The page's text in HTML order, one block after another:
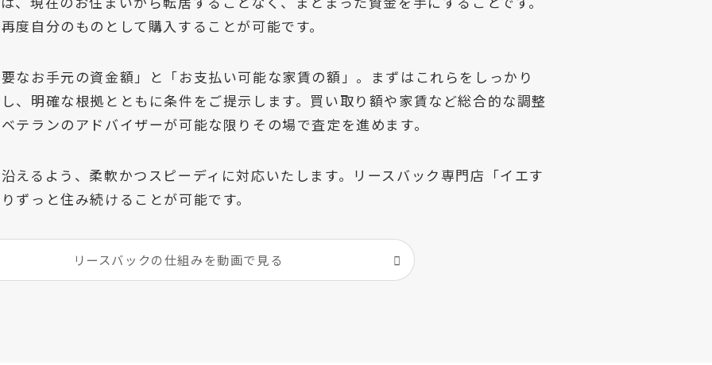
度自分のものとして購入することが可能です。
なお手元の資金額」と「お支払い可能な家賃の額」。まずはこれらをしっかり
、明確な根拠とともに条件をご提示します。買い取り額や家賃など総合的な調整
テランのアドバイザーが可能な限りその場で査定を進めます。
えるよう、柔軟かつスピーディに対応いたします。リースバック専門店「イエす
ずっと住み続けることが可能です。
リースバックの仕組みを動画で見る